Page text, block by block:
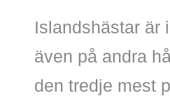
Islandshästar är
även på andra
den tredje mest